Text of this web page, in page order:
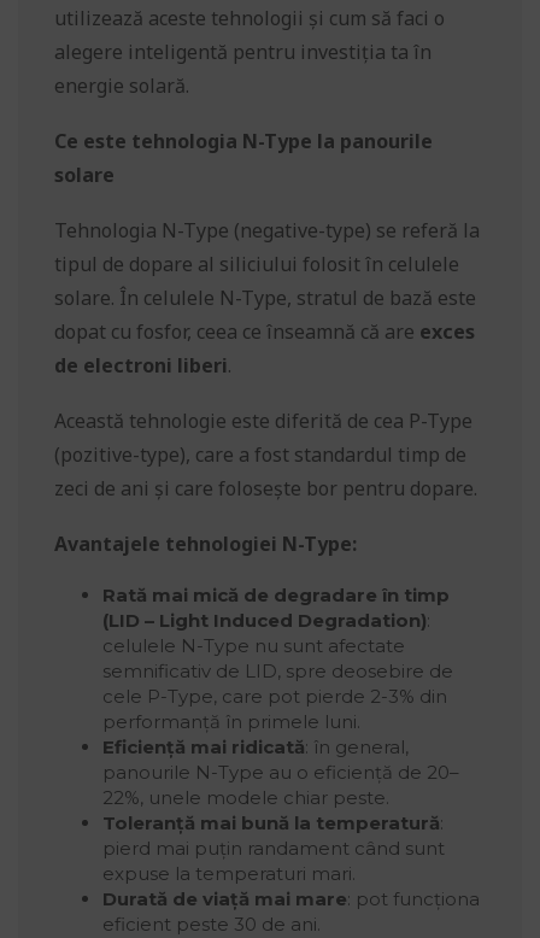
utilizează aceste tehnologii și cum să faci o
alegere inteligentă pentru investiția ta în
energie solară.
Ce este tehnologia N-Type la panourile
solare
Tehnologia N-Type (negative-type) se referă la
tipul de dopare al siliciului folosit în celulele
solare. În celulele N-Type, stratul de bază este
dopat cu fosfor, ceea ce înseamnă că are exces
de electroni liberi.
Această tehnologie este diferită de cea P-Type
(pozitive-type), care a fost standardul timp de
zeci de ani și care folosește bor pentru dopare.
Avantajele tehnologiei N-Type:
Rată mai mică de degradare în timp
(LID – Light Induced Degradation):
celulele N-Type nu sunt afectate
semnificativ de LID, spre deosebire de
cele P-Type, care pot pierde 2-3% din
performanță în primele luni.
Eficiență mai ridicată: în general,
panourile N-Type au o eficiență de 20–
22%, unele modele chiar peste.
Toleranță mai bună la temperatură:
pierd mai puțin randament când sunt
expuse la temperaturi mari.
Durată de viață mai mare: pot funcționa
eficient peste 30 de ani.